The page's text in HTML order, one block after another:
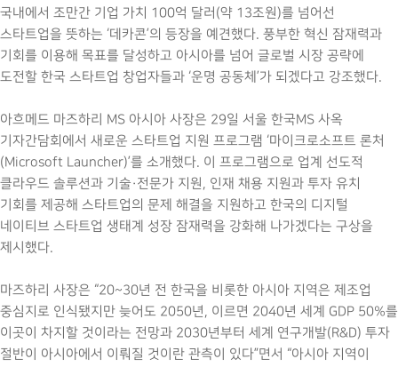
국내에서 조만간 기업 가치 100억 달러(약 13조원)를 넘어선
스타트업을 뜻하는 ‘데카콘’의 등장을 예견했다. 풍부한 혁신 잠재력과
기회를 이용해 목표를 달성하고 아시아를 넘어 글로벌 시장 공략에
도전할 한국 스타트업 창업자들과 ‘운명 공동체’가 되겠다고 강조했다.
아흐메드 마즈하리 MS 아시아 사장은 29일 서울 한국MS 사옥
기자간담회에서 새로운 스타트업 지원 프로그램 ‘마이크로소프트 론처
(Microsoft Launcher)’를 소개했다. 이 프로그램으로 업계 선도적
클라우드 솔루션과 기술·전문가 지원, 인재 채용 지원과 투자 유치
기회를 제공해 스타트업의 문제 해결을 지원하고 한국의 디지털
네이티브 스타트업 생태계 성장 잠재력을 강화해 나가겠다는 구상을
제시했다.
마즈하리 사장은 “20~30년 전 한국을 비롯한 아시아 지역은 제조업
중심지로 인식됐지만 늦어도 2050년, 이르면 2040년 세계 GDP 50%를
이곳이 차지할 것이라는 전망과 2030년부터 세계 연구개발(R&D) 투자
절반이 아시아에서 이뤄질 것이란 관측이 있다”면서 “아시아 지역이